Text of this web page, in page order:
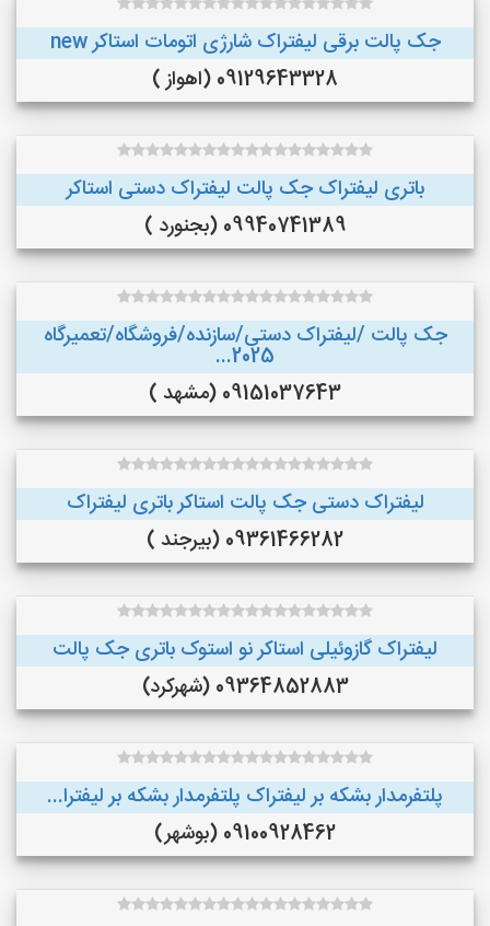
جک پالت برقی لیفتراک شارژی اتومات استاکر new
09129643328 (اهواز )
باتری لیفتراک جک پالت لیفتراک دستی استاکر
09940741389 (بجنورد )
جک پالت /لیفتراک دستی/سازنده/فروشگاه/تعمیرگاه
2025...
09151037643 (مشهد )
لیفتراک دستی جک پالت استاکر باتری لیفتراک
09361466282 (بیرجند )
لیفتراک گازوئیلی استاکر نو استوک باتری جک پالت
09364852883 (شهرکرد)
پلتفرمدار بشکه بر لیفتراک پلتفرمدار بشکه بر لیفترا...
09100928462 (بوشهر)